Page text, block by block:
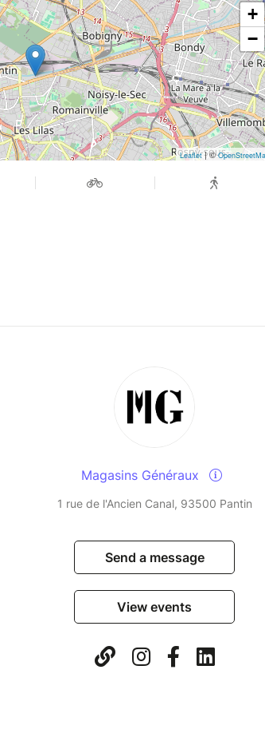
+
−
Leaflet| ©
Magasins Généraux
1 rue de l'Ancien Canal, 93500 Pantin
Send a message
View events